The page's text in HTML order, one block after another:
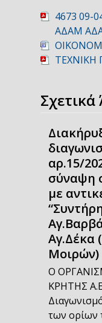
4673 09-
ΑΔΑΜ
ΤΕΧΝΙΚΗ
αρ.15/
σύναψη
με
Αγ.Δέκα
Μοιρών)
Ο
ΚΡΗΤΗΣ
των ορίων